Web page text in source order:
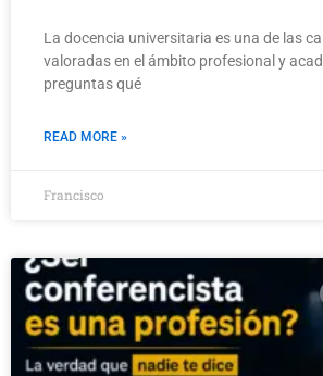
La docencia universitaria es una de las
valoradas en el ámbito profesional y
preguntas qué
READ MORE »
Francisco